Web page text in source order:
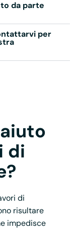
da parte
per
di
di
risultare
impedisce